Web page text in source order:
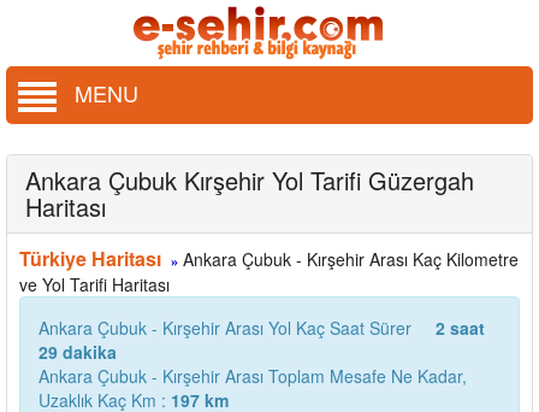
MENU
Ankara Çubuk Kırşehir Yol Tarifi Güzergah
Haritası
Türkiye Haritası » Ankara Çubuk - Kırşehir Arası Kaç Kilometre
ve Yol Tarifi Haritası
Ankara Çubuk - Kırşehir Arası Yol Kaç Saat Sürer
2 saat
29 dakika
Ankara Çubuk - Kırşehir Arası Toplam Mesafe Ne Kadar,
Uzaklık Kaç Km : 197 km